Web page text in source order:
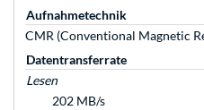
Aufnahmetechnik
CMR (Conventional Magnetic
Datentransferrate
Lesen
202 MB/s